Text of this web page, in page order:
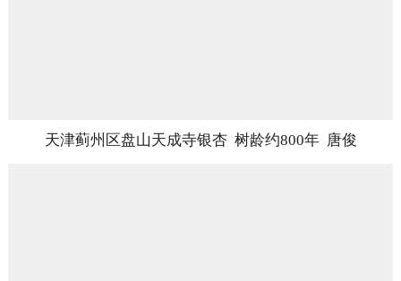
天津蓟州区盘山天成寺银杏 树龄约800年 唐俊